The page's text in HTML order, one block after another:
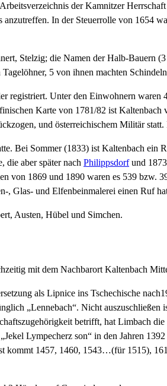
der Kamnitzer
anzutreffen. In der Steuerrolle von 1654
Stelzig; die Namen der Halb-Bauern
5 von ihnen machten
Unter den Einwohnern
Karte von 1781/82 ist
und österreichischem Militär
Bei Sommer (1833) ist Kaltenbach
die aber später nach Philippsdorfund
von 1869 und 1890 waren es 539
, Glas- und Elfenbeinmalerei einen Ruf
Austen, Hübel und Simchen.
mit dem Nachbarort Kaltenbach
als Lipnice ins Tschechische
„Lennebach“. Nicht auszuschließen
betrifft, hat Limbach
Lympecherz son“ in den Jahren
kommt 1457, 1460, 1543…(für 1515),